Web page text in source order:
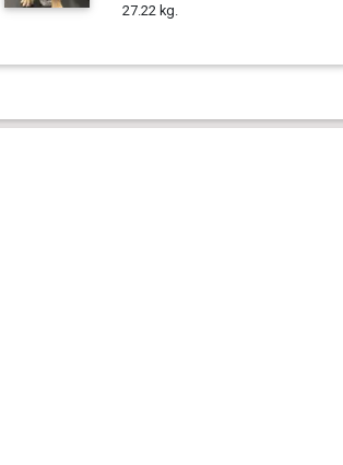
27.22 kg.